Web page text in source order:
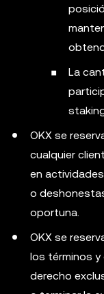
La
OKX se
cualquier
en
o
oportuna.
OKX se
los términos
derecho